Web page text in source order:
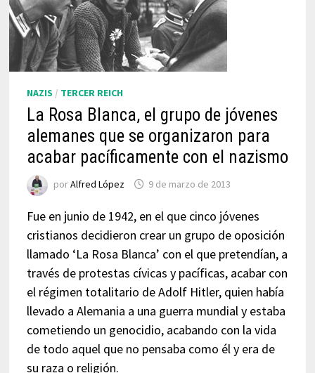
NAZIS / TERCER REICH
La Rosa Blanca, el grupo de jóvenes
alemanes que se organizaron para
acabar pacíficamente con el nazismo
porAlfred López 9 de marzo de 2013
Fue en junio de 1942, en el que cinco jóvenes
cristianos decidieron crear un grupo de oposición
llamado ‘La Rosa Blanca’ con el que pretendían, a
través de protestas cívicas y pacíficas, acabar con
el régimen totalitario de Adolf Hitler, quien había
llevado a Alemania a una guerra mundial y estaba
cometiendo un genocidio, acabando con la vida
de todo aquel que no pensaba como él y era de
su raza o religión.